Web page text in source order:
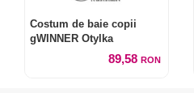
Costum de baie copii
gWINNER Otylka
89,58 RON